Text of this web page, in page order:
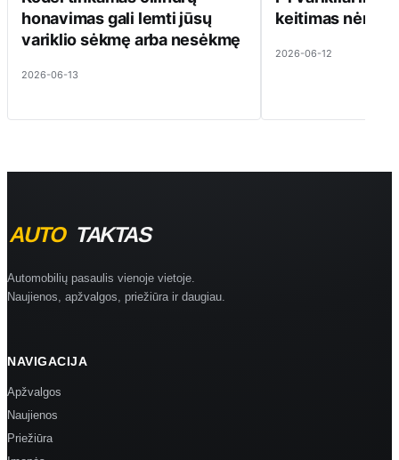
honavimas gali lemti jūsų
variklio sėkmę arba nesėkmę
2026-06-13
keitimas nėra
2026-06-12
Automobilių pasaulis vienoje vietoje.
Naujienos, apžvalgos, priežiūra ir daugiau.
NAVIGACIJA
Apžvalgos
Naujienos
Priežiūra